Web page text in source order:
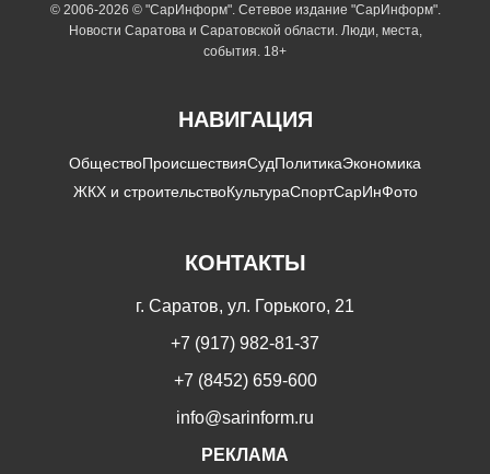
© 2006-2026 © "СарИнформ". Сетевое издание "СарИнформ".
Новости Саратова и Саратовской области. Люди, места,
события. 18+
НАВИГАЦИЯ
ОбществоПроисшествияСудПолитикаЭкономика
ЖКХ и строительствоКультураСпортСарИнФото
КОНТАКТЫ
г. Саратов, ул. Горького, 21
+7 (917) 982-81-37
+7 (8452) 659-600
info@sarinform.ru
РЕКЛАМА